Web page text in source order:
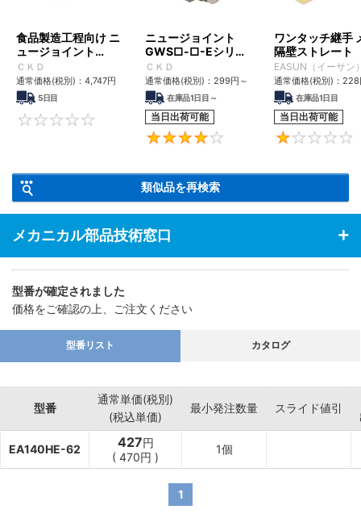
食品製造工程向け ニ
ュージョイント
GW-FP1シリーズ
ＣＫＤ
通常価格(税別)： 4,747円
5日目
0
ニュージョイント
GWS□-□-Eシリー
ズ
ＣＫＤ
通常価格(税別)： 299円 ～
在庫品1日目～
当日出荷可能
4
ワンタッチ継手
隔壁ストレート
EASUN（イーサン
通常価格(税別)： 228
在庫品1日目
当日出荷可能
類似品を再検索
メカニカル部品技術窓口
型番が確定されました
価格をご確認の上、ご注文ください
型番リスト カタログ
型番
通常単価(税別)
(税込単価)
最小発注数量 スライド値引
EA140HE-62 427円
( 470円 )
1個
1